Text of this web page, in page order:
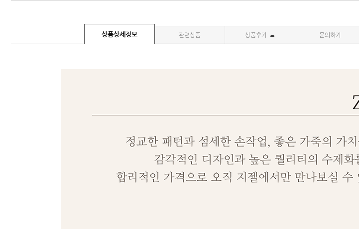
상품상세정보 관련상품 상품후기 문의하기